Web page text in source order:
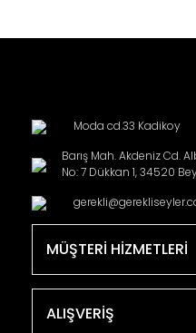
Moda cd.33 Kadikoy
Barış Mah. Akdeniz Cd.
No: 7 Dükkan 1, 34520
MÜŞTERİ HİZMETLERİ
ALIŞVERİŞ